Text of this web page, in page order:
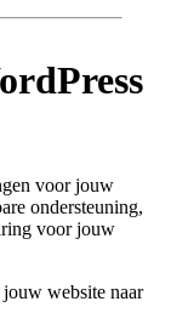
voor jouw
ondersteuning,
voor jouw
jouw website naar